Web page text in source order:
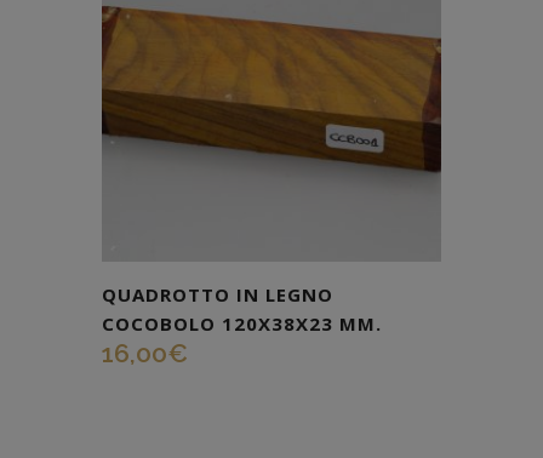
QUADROTTO IN LEGNO
COCOBOLO 120X38X23 MM.
16,00€